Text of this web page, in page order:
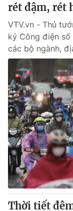
rét đậm, rét
VTV.vn - Thủ
ký Công điện
các bộ ngành,
Thời tiết